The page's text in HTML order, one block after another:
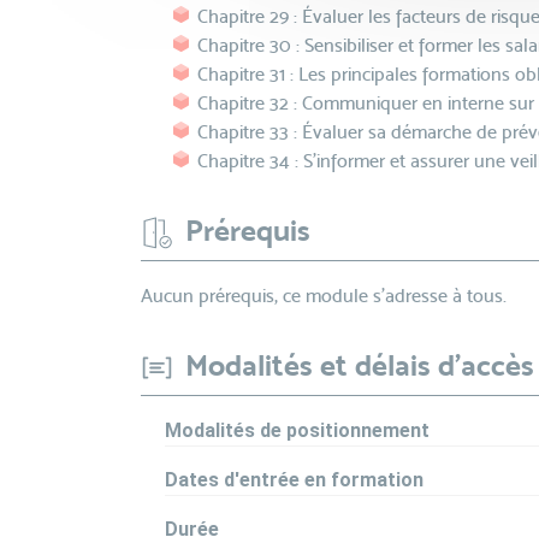
Chapitre 29 : Évaluer les facteurs de
Chapitre 30 : Sensibiliser et former les
Chapitre 31 : Les principales formations
Chapitre 32 : Communiquer en interne
Chapitre 33 : Évaluer sa démarche de
Chapitre 34 : S’informer et assurer une
Prérequis
Aucun prérequis, ce module s’adresse à tous.
Modalités et délais d'accès
Modalités de positionnement
Dates d'entrée en formation
Durée